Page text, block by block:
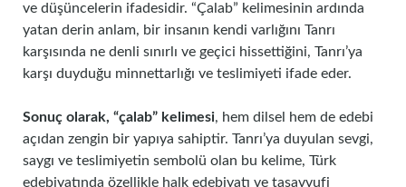
ve düşüncelerin ifadesidir. “Çalab” kelimesinin ardında
yatan derin anlam, bir insanın kendi varlığını Tanrı
karşısında ne denli sınırlı ve geçici hissettiğini, Tanrı’ya
karşı duyduğu minnettarlığı ve teslimiyeti ifade eder.
Sonuç olarak, “çalab” kelimesi, hem dilsel hem de edebi
açıdan zengin bir yapıya sahiptir. Tanrı’ya duyulan sevgi,
saygı ve teslimiyetin sembolü olan bu kelime, Türk
edebiyatında özellikle halk edebiyatı ve tasavvufi